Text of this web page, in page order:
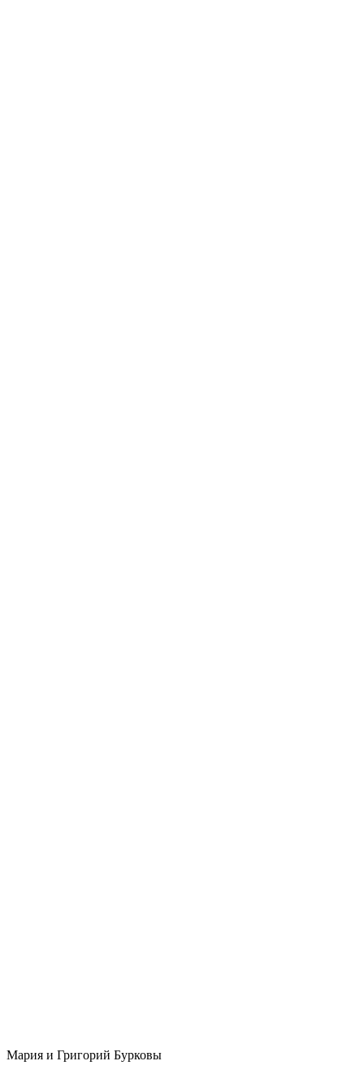
Мария и Григорий Бурковы